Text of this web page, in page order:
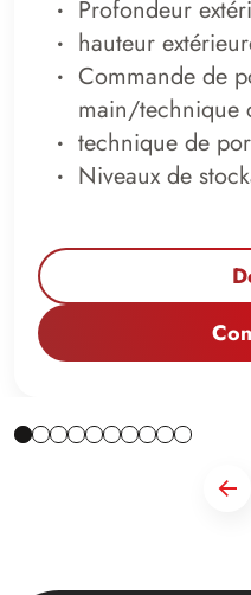
Profondeur
hauteur
Commande de
main/technique
technique de
Niveaux de